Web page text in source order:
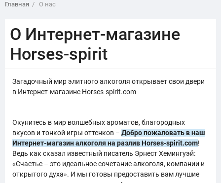
Главная О нас
О Интернет-магазине
Horses-spirit
Загадочный мир элитного алкоголя открывает свои двери
в Интернет-магазине Horses-spirit.com
Окунитесь в мир волшебных ароматов, благородных
вкусов и тонкой игры оттенков – Добро пожаловать в наш
Интернет-магазин алкоголя на разлив Horses-spirit.com!
Ведь как сказал известный писатель Эрнест Хемингуэй:
«Счастье – это идеальное сочетание алкоголя, компании и
открытого духа». И мы готовы предоставить вам лучшие